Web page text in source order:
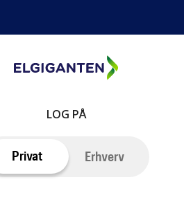
LOG PÅ
Privat Erhverv